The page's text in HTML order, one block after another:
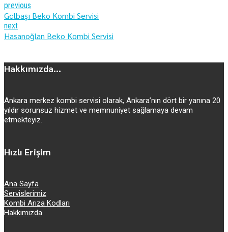
previous
Gölbaşı Beko Kombi Servisi
next
Hasanoğlan Beko Kombi Servisi
Hakkımızda...
Ankara merkez kombi servisi olarak, Ankara’nın dört bir yanına 20
yıldır sorunsuz hizmet ve memnuniyet sağlamaya devam
etmekteyiz.
Hızlı Erişim
Ana Sayfa
Servislerimiz
Kombi Arıza Kodları
Hakkımızda